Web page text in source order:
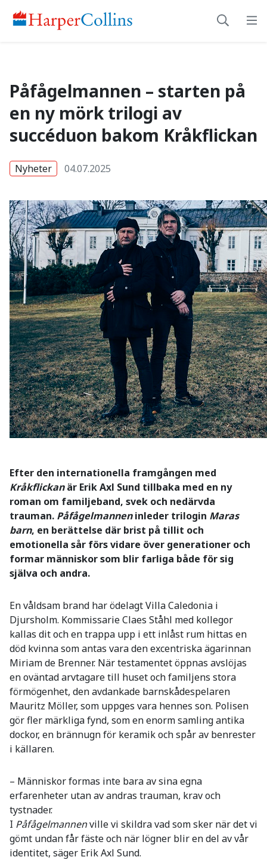
Påfågelmannen –
Påfågelmannen – starten på
en ny mörk trilogi av
succéduon bakom Kråkflickan
Nyheter 04.07.2025
Efter den internationella framgången med
Kråkflickanär Erik Axl Sund tillbaka med en ny
roman om familjeband, svek och nedärvda
trauman. Påfågelmanneninleder trilogin Maras
barn, en berättelse där brist på tillit och
emotionella sår förs vidare över generationer och
formar människor som blir farliga både för sig
själva och andra.
En våldsam brand har ödelagt Villa Caledonia i
Djursholm. Kommissarie Claes Ståhl med kollegor
kallas dit och en trappa upp i ett inlåst rum hittas en
död kvinna som antas vara den excentriska ägarinnan
Miriam de Brenner. När testamentet öppnas avslöjas
en oväntad arvtagare till huset och familjens stora
förmögenhet, den avdankade barnskådespelaren
Mauritz Möller, som uppges vara hennes son. Polisen
gör fler märkliga fynd, som en enorm samling antika
dockor, en brännugn för keramik och spår av benrester
i källaren.
– Människor formas inte bara av sina egna
erfarenheter utan av andras trauman, krav och
tystnader.
I Påfågelmannenville vi skildra vad som sker när det vi
gömt undan får fäste och när lögner blir en del av vår
identitet, säger Erik Axl Sund.